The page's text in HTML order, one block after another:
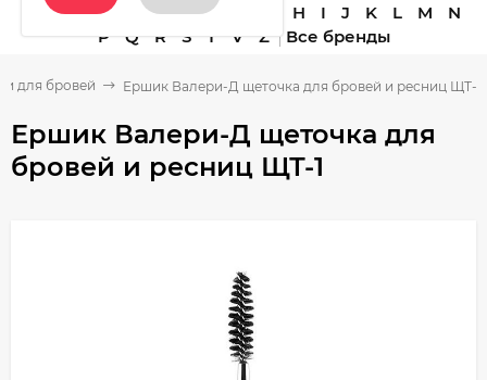
A C D E H I J K L M
N
P
Q R S T V Z
для бровей Ершик Валери-Д щеточка для бровей и ресниц ЩТ-1
Ершик Валери-Д щеточка для
бровей и ресниц ЩТ-1